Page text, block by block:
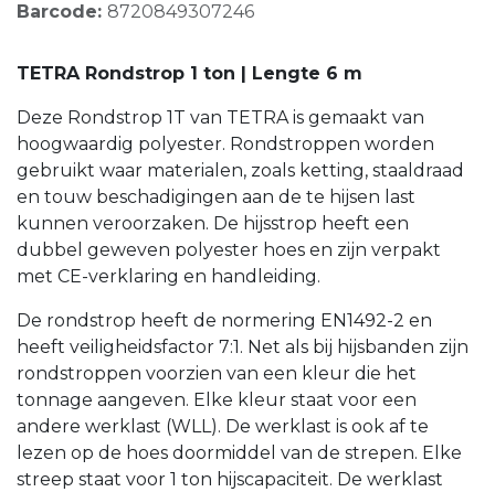
Barcode: 8720849307246
TETRA Rondstrop 1 ton | Lengte 6 m
Deze Rondstrop 1T van TETRA is gemaakt van
hoogwaardig polyester. Rondstroppen worden
gebruikt waar materialen, zoals ketting, staaldraad
en touw beschadigingen aan de te hijsen last
kunnen veroorzaken. De hijsstrop heeft een
dubbel geweven polyester hoes en zijn verpakt
met CE-verklaring en handleiding.
De rondstrop heeft de normering EN1492-2 en
heeft veiligheidsfactor 7:1. Net als bij hijsbanden zijn
rondstroppen voorzien van een kleur die het
tonnage aangeven. Elke kleur staat voor een
andere werklast (WLL). De werklast is ook af te
lezen op de hoes doormiddel van de strepen. Elke
streep staat voor 1 ton hijscapaciteit. De werklast